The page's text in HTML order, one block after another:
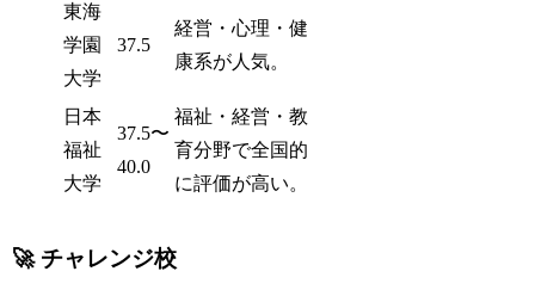
東海
学園
大学
37.5
経営・心理・健
康系が人気。
日本
福祉
大学
37.5〜
40.0
福祉・経営・教
育分野で全国的
に評価が高い。
🚀 チャレンジ校